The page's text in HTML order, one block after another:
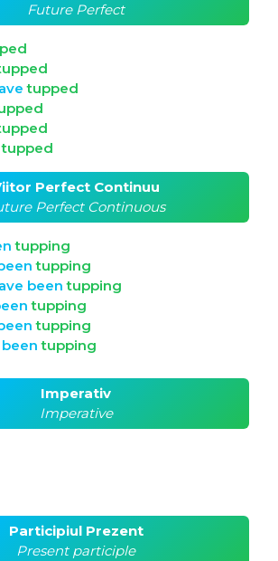
Future Perfect
tupped
tupped
Perfect Continuu
Perfect Continuous
tupping
tupping
beentupping
tupping
tupping
beentupping
Imperativ
Imperative
Participiul Prezent
Present participle